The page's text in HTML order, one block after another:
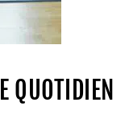
QUOTIDIEN